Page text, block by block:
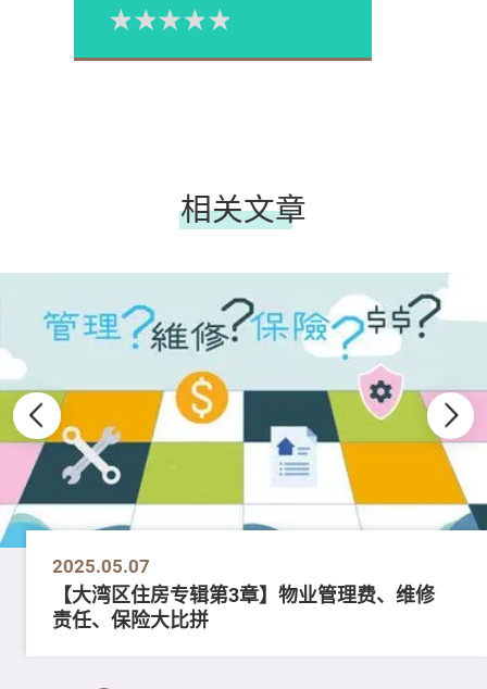
Please rate
4星
3星
2星
1星
相关文章
2025.05.07
【大湾区住房专辑第3章】物业管理费、维修
责任、保险大比拼